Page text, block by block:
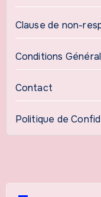
Clause de non-
Conditions
Contact
Politique de